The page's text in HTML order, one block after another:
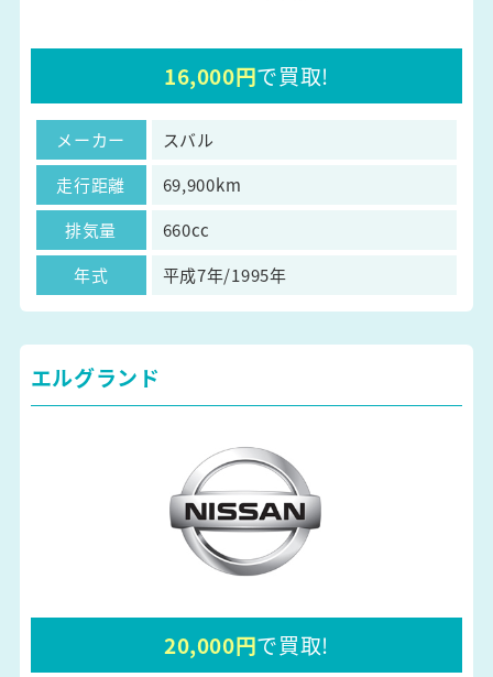
16,000円で買取!
メーカー
スバル
走行距離
69,900km
排気量
660cc
年式
平成7年/1995年
エルグランド
20,000円で買取!